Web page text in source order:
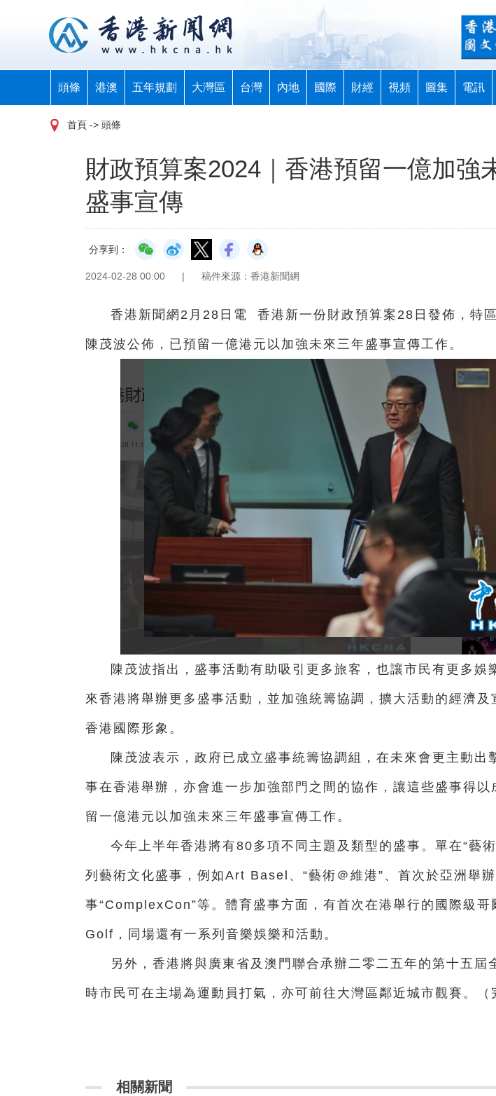
頭條 港澳 五年規劃 大灣區 台灣 內地 國際 財經 視頻 圖集 電訊
首頁 -> 頭條
財政預算案2024｜香港預留一億加強
盛事宣傳
分享到：
2024-02-28 00:00 | 稿件來源：香港新聞網
香港新聞網2月28日電 香港新一份財政預算案28日發佈，特
陳茂波公佈，已預留一億港元以加強未來三年盛事宣傳工作。
陳茂波指出，盛事活動有助吸引更多旅客，也讓市民有更多娛
來香港將舉辦更多盛事活動，並加強統籌協調，擴大活動的經濟及
香港國際形象。
陳茂波表示，政府已成立盛事統籌協調組，在未來會更主動出
事在香港舉辦，亦會進一步加強部門之間的協作，讓這些盛事得以
留一億港元以加強未來三年盛事宣傳工作。
今年上半年香港將有80多項不同主題及類型的盛事。單在“藝
列藝術文化盛事，例如Art Basel、“藝術＠維港”、首次於亞洲舉
事“ComplexCon”等。體育盛事方面，有首次在港舉行的國際級哥
Golf，同場還有一系列音樂娛樂和活動。
另外，香港將與廣東省及澳門聯合承辦二零二五年的第十五屆
時市民可在主場為運動員打氣，亦可前往大灣區鄰近城市觀賽。（
相關新聞